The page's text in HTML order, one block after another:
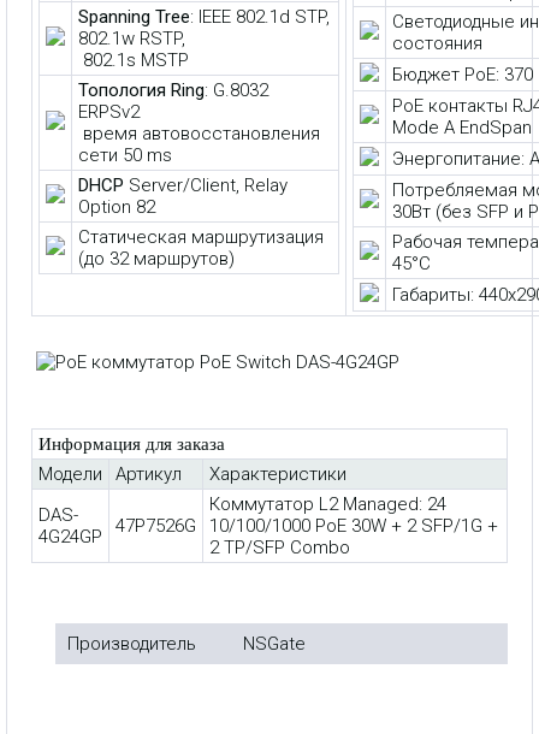
Spanning Tree: IEEE 802.1d STP,
802.1w RSTP,
802.1s MSTP
Топология Ring: G.8032
ERPSv2
время автовосстановления
сети 50 ms
DHCP Server/Client, Relay
Option 82
Статическая маршрутизация
(до 32 маршрутов)
Светодиодные
состояния
Бюджет PoE: 370
PoE контакты
Mode A EndSpan
Энергопитание:
Потребляемая
30Вт (без SFP и
Рабочая
45°C
Габариты:
Информация для заказа
Модели Артикул
Характеристики
DAS-
4G24GP
47P7526G
Коммутатор L2 Managed: 24
10/100/1000 PoE 30W + 2 SFP/1G +
2 TP/SFP Combo
Производитель NSGate